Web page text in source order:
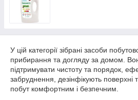
У цій категорії зібрані засоби
прибирання та догляду за домом.
підтримувати чистоту та порядок,
забруднення, дезінфікують поверхні
побут комфортним і безпечним.